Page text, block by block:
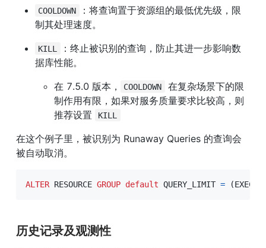
COOLDOWN
：将查询置于资源组的最低优先级，限
制其处理速度。
KILL
：终止被识别的查询，防止其进一步影响数
据库性能。
在 7.5.0 版本，
COOLDOWN
在复杂场景下的限
制作用有限，如果对服务质量要求比较高，则
推荐设置
KILL
在这个例子里，被识别为 Runaway Queries 的查询会
被自动取消。
ALTER RESOURCE GROUP default QUERY_LIMIT = (
历史记录及观测性